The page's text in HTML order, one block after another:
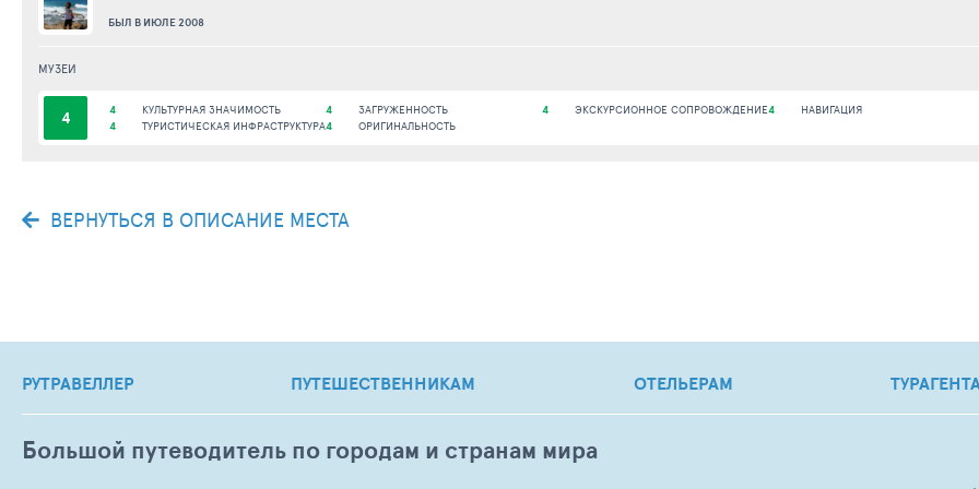
БЫЛ В ИЮЛЕ 2008
МУЗЕИ
4 4 КУЛЬТУРНАЯ ЗНАЧИМОСТЬ 4 ЗАГРУЖЕННОСТЬ 4 ЭКСКУРСИОННОЕ СОПРОВОЖДЕНИЕ4 НАВИГАЦИЯ
4 ТУРИСТИЧЕСКАЯ ИНФРАСТРУКТУРА4 ОРИГИНАЛЬНОСТЬ
ВЕРНУТЬСЯ В ОПИСАНИЕ МЕСТА
РУТРАВЕЛЛЕР ПУТЕШЕСТВЕННИКАМ ОТЕЛЬЕРАМ
Большой путеводитель по городам и странам мира